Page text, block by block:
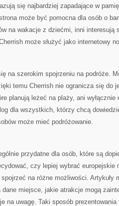
się najbardziej zapadające w
może być pomocna dla osób o
na wakacje z dziećmi, inni interesują
może służyć jako internetowy
na szerokim spojrzeniu na podróże.
temu Cherrish nie ogranicza się do
planują leżeć na plaży, ani wyłącznie
dla wszystkich, którzy chcą
może mieć podróżowanie.
przydatne dla osób, które są
czy lepiej wybrać europejskie
na różne możliwości. Artykuły
miejsce, jakie atrakcje mogą
na uwagę. Taki sposób